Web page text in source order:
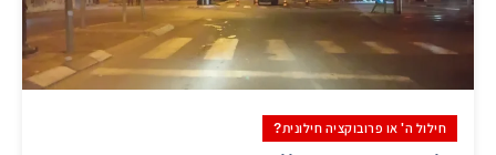
חילול ה' או פרובוקציה חילונית?